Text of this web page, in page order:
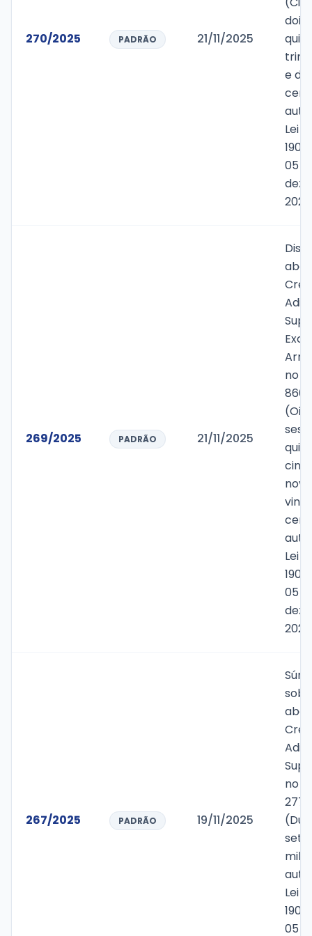
270/2025 PADRÃO 21/11/2025
dois
e
Lei
05
269/2025 PADRÃO 21/11/2025
no
Lei
05
2024
267/2025 PADRÃO 19/11/2025
no
mil
Lei
05